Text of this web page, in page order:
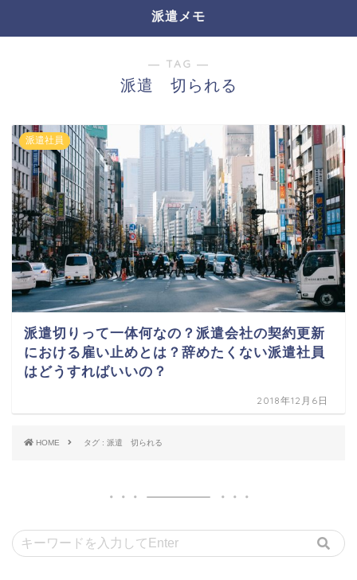
派遣メモ
― TAG ―
派遣 切られる
派遣社員
派遣切りって一体何なの？派遣会社の契約更新
における雇い止めとは？辞めたくない派遣社員
はどうすればいいの？
2018年12月6日
HOME タグ : 派遣 切られる